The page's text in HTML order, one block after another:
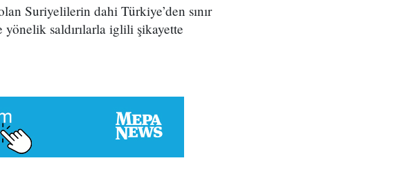
Suriyelilerin dahi Türkiye’den sınır
saldırılarla iglili şikayette